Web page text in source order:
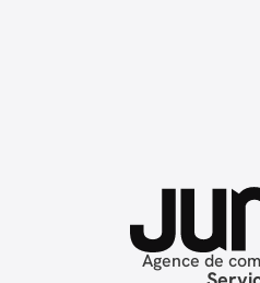
Agence de